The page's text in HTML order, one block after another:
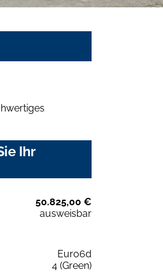
Ihr
50.825,00 €
ausweisbar
Euro6d
4 (Green)